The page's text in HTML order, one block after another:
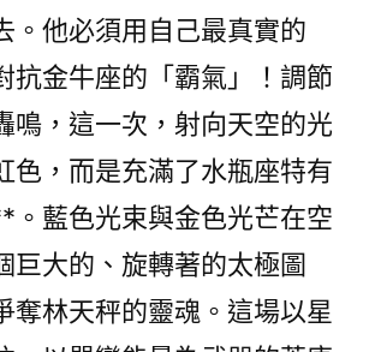
。他必須用自己最真實的
抗金牛座的「霸氣」！調節
鳴，這一次，射向天空的光
色，而是充滿了水瓶座特有
。藍色光束與金色光芒在空
巨大的、旋轉著的太極圖
奪林天秤的靈魂。這場以星